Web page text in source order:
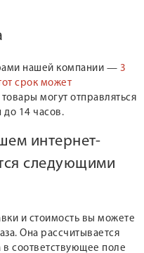
нашей компании — 3
срок может
могут отправляться
до 14 часов.
интернет-
следующими
и стоимость вы можете
Она рассчитывается
в соответствующее поле